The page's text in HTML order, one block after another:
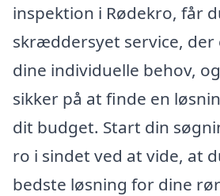
inspektion i Rødekro, får
skræddersyet service, der
dine individuelle behov,
sikker på at finde en
dit budget. Start din
ro i sindet ved at vide, at
bedste løsning for dine